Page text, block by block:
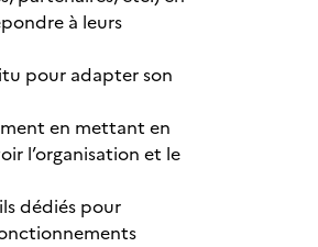
à leurs
pour adapter son
en mettant en
l’organisation et le
dédiés pour